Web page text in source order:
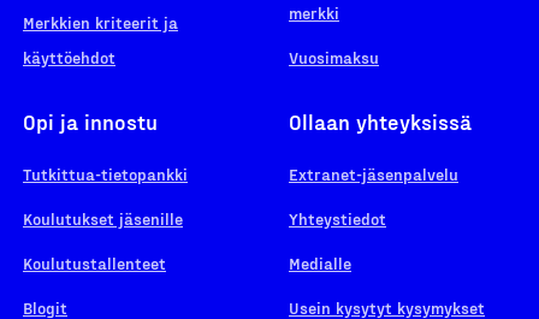
Merkkien kriteerit ja
käyttöehdot
merkki
Vuosimaksu
Opi ja innostu
Tutkittua-tietopankki
Koulutukset jäsenille
Koulutustallenteet
Blogit
Ollaan yhteyksissä
Extranet-jäsenpalvelu
Yhteystiedot
Medialle
Usein kysytyt kysymykset